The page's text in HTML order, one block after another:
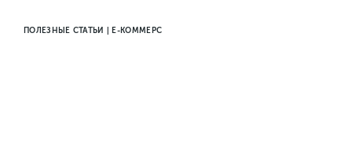
ПОЛЕЗНЫЕ СТАТЬИ | Е-КОММЕРС